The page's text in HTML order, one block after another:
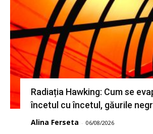
Radiația Hawking: Cum se
încetul cu încetul, găurile
Alina Ferseta - 06/08/2026